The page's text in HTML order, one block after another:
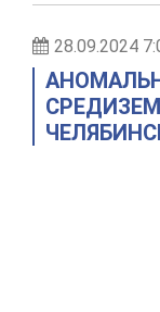
28.09.2024